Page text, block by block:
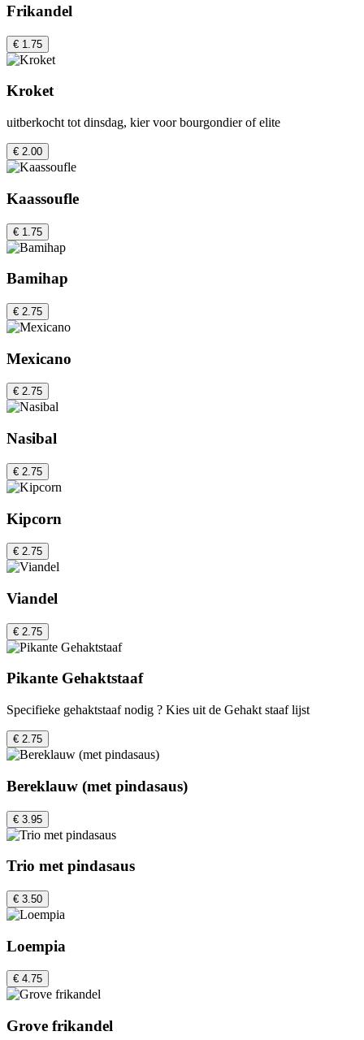
Frikandel
€ 1.75
Kroket
uitberkocht tot dinsdag, kier voor bourgondier of elite
€ 2.00
Kaassoufle
€ 1.75
Bamihap
€ 2.75
Mexicano
€ 2.75
Nasibal
€ 2.75
Kipcorn
€ 2.75
Viandel
€ 2.75
Pikante Gehaktstaaf
Specifieke gehaktstaaf nodig ? Kies uit de Gehakt staaf lijst
€ 2.75
Bereklauw (met pindasaus)
€ 3.95
Trio met pindasaus
€ 3.50
Loempia
€ 4.75
Grove frikandel